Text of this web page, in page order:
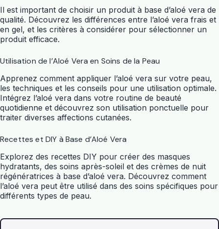
Il est important de choisir un produit à base d’aloé vera de
qualité. Découvrez les différences entre l’aloé vera frais et
en gel, et les critères à considérer pour sélectionner un
produit efficace.
Utilisation de l’Aloé Vera en Soins de la Peau
Apprenez comment appliquer l’aloé vera sur votre peau,
les techniques et les conseils pour une utilisation optimale.
Intégrez l’aloé vera dans votre routine de beauté
quotidienne et découvrez son utilisation ponctuelle pour
traiter diverses affections cutanées.
Recettes et DIY à Base d’Aloé Vera
Explorez des recettes DIY pour créer des masques
hydratants, des soins après-soleil et des crèmes de nuit
régénératrices à base d’aloé vera. Découvrez comment
l’aloé vera peut être utilisé dans des soins spécifiques pour
différents types de peau.